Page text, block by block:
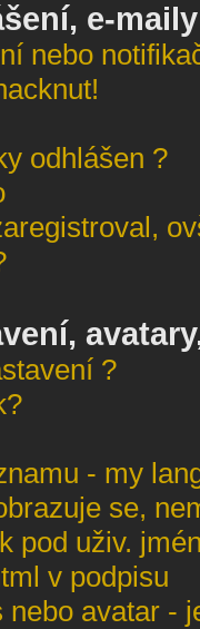
e-maily
nebo
odhlášen ?
?
- my
se,
pod uživ.
v podpisu
avatar -